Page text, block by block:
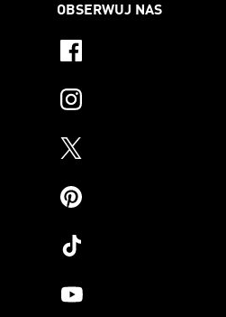
OBSERWUJ NAS